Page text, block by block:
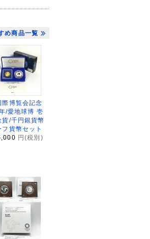
め商品一覧
際博覧会記念
/愛地球博 壱
貨/千円銀貨幣
フ貨幣セット
円(税別)